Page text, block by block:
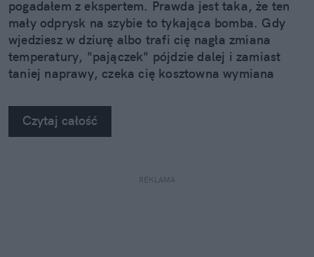
pogadałem z ekspertem. Prawda jest taka, że ten
mały odprysk na szybie to tykająca bomba. Gdy
wjedziesz w dziurę albo trafi cię nagła zmiana
temperatury, "pajączek" pójdzie dalej i zamiast
taniej naprawy, czeka cię kosztowna wymiana
na własne oczy zobaczyć, jak profesjonaliści radzą
sobie z takimi uszkodzeniami.
Czytaj całość
REKLAMA